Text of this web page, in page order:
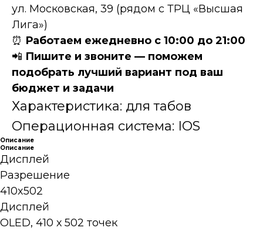
ул. Московская, 39 (рядом с ТРЦ «Высшая
Лига»)
⏰ Работаем ежедневно с 10:00 до 21:00
📲 Пишите и звоните — поможем
подобрать лучший вариант под ваш
бюджет и задачи
Характеристика: для табов
Операционная система: IOS
Описание
Описание
Дисплей
Разрешение
410x502
Дисплей
OLED, 410 х 502 точек